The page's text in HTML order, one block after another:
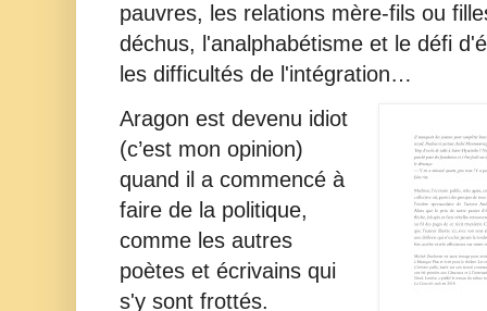
pauvres, les relations mère-fils ou
déchus, l'analphabétisme et le défi
les difficultés de l'intégration…
Aragon est devenu idiot
(c’est mon opinion)
quand il a commencé à
faire de la politique,
comme les autres
poètes et écrivains qui
s'y sont frottés.